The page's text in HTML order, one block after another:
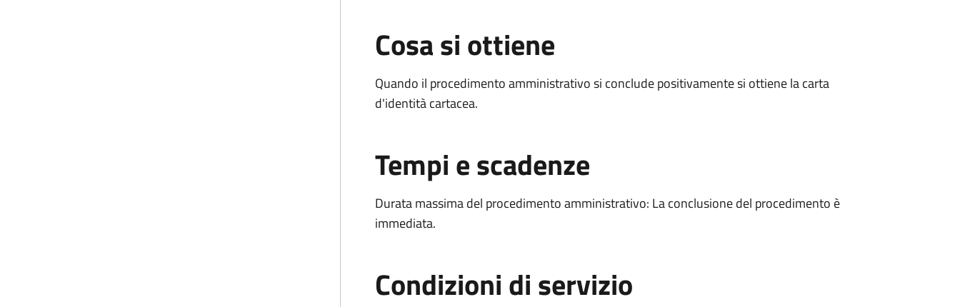
Cosa si ottiene
Quando il procedimento amministrativo si conclude positivamente si ottiene la carta
d'identità cartacea.
Tempi e scadenze
Durata massima del procedimento amministrativo: La conclusione del procedimento è
immediata.
Condizioni di servizio